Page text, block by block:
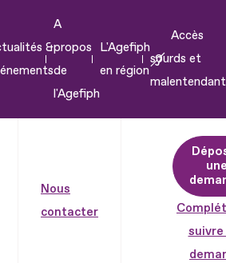
&
A
propos
de
l'Agefiph
L'Agefiph
en région
Accès
sourds et
Nous
contacter
suivre